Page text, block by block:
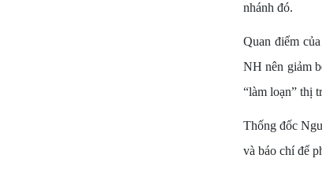
nhánh đó.
Quan điểm
NH nên giảm
“làm loạn” thị
Thống đốc
và báo chí để